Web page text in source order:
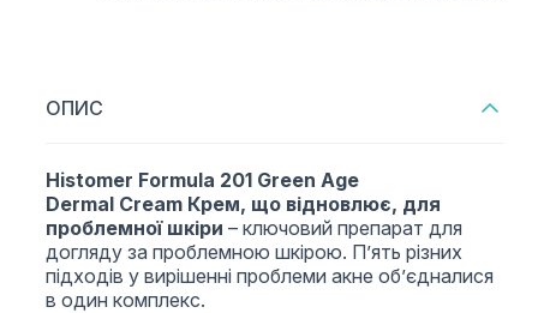
ОПИС
Histomer Formula 201 Green Age
Dermal Cream Крем, що відновлює, для
проблемної шкіри – ключовий препарат для
догляду за проблемною шкірою. П’ять різних
підходів у вирішенні проблеми акне об’єдналися
в один комплекс.